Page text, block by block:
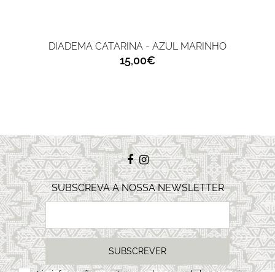
DIADEMA CATARINA - AZUL MARINHO
15,00€
SUBSCREVA A NOSSA NEWSLETTER
SUBSCREVER